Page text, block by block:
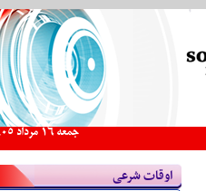
جمعه 16 مرداد 1405
اوقات شرعی